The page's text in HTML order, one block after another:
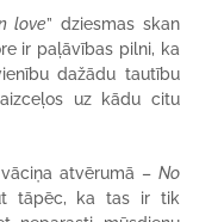
love” dziesmas skan
ir paļāvības pilni, ka
dažādu tautību
uz kādu citu
atvērumā – No
tāpēc, ka tas ir tik